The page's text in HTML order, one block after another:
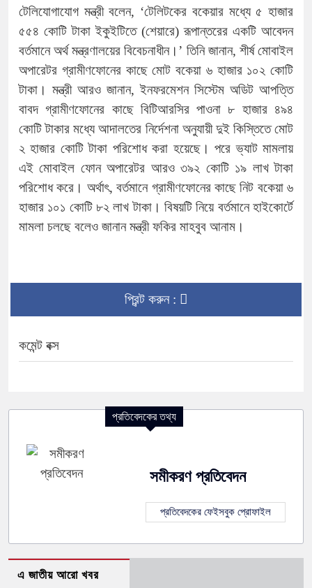
টেলিযোগাযোগ মন্ত্রী বলেন, ‘টেলিটকের বকেয়ার মধ্যে ৫ হাজার
৫৫৪ কোটি টাকা ইকুইটিতে (শেয়ারে) রূপান্তরের একটি আবেদন
বর্তমানে অর্থ মন্ত্রণালয়ের বিবেচনাধীন।’ তিনি জানান, শীর্ষ মোবাইল
অপারেটর গ্রামীণফোনের কাছে মোট বকেয়া ৬ হাজার ১০২ কোটি
টাকা। মন্ত্রী আরও জানান, ইনফরমেশন সিস্টেম অডিট আপত্তি
বাবদ গ্রামীণফোনের কাছে বিটিআরসির পাওনা ৮ হাজার ৪৯৪
কোটি টাকার মধ্যে আদালতের নির্দেশনা অনুযায়ী দুই কিস্তিতে মোট
২ হাজার কোটি টাকা পরিশোধ করা হয়েছে। পরে ভ্যাট মামলায়
এই মোবাইল ফোন অপারেটর আরও ৩৯২ কোটি ১৯ লাখ টাকা
পরিশোধ করে। অর্থাৎ, বর্তমানে গ্রামীণফোনের কাছে নিট বকেয়া ৬
হাজার ১০১ কোটি ৮২ লাখ টাকা। বিষয়টি নিয়ে বর্তমানে হাইকোর্টে
মামলা চলছে বলেও জানান মন্ত্রী ফকির মাহবুব আনাম।
প্রিন্ট করুন :
কমেন্ট বক্স
প্রতিবেদকের তথ্য
সমীকরণ প্রতিবেদন
প্রতিবেদকের ফেইসবুক প্রোফাইল
এ জাতীয় আরো খবর